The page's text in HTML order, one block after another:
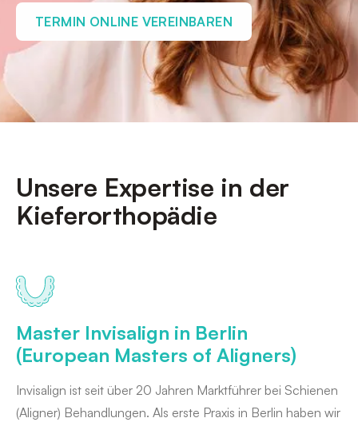
TERMIN ONLINE VEREINBAREN
Unsere Expertise in der
Kieferorthopädie
Master Invisalign in Berlin
(European Masters of Aligners)
Invisalign ist seit über 20 Jahren Marktführer bei Schienen
(Aligner) Behandlungen. Als erste Praxis in Berlin haben wir